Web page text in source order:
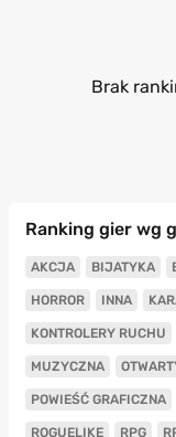
Brak
Ranking gier wg
AKCJA BIJATYKA
HORROR INNA
KONTROLERY RUCHU
MUZYCZNA
POWIEŚĆ GRAFICZNA
ROGUELIKE RPG